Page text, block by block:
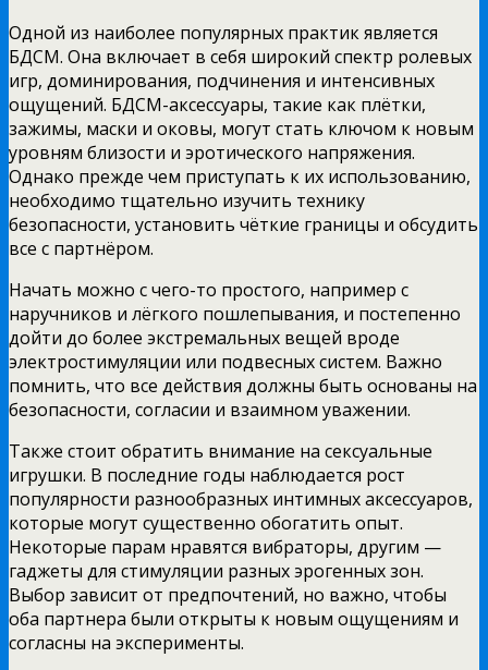
Одной из наиболее популярных практик является
БДСМ. Она включает в себя широкий спектр ролевых
игр, доминирования, подчинения и интенсивных
ощущений. БДСМ-аксессуары, такие как плётки,
зажимы, маски и оковы, могут стать ключом к новым
уровням близости и эротического напряжения.
Однако прежде чем приступать к их использованию,
необходимо тщательно изучить технику
безопасности, установить чёткие границы и обсудить
все с партнёром.
Начать можно с чего-то простого, например с
наручников и лёгкого пошлепывания, и постепенно
дойти до более экстремальных вещей вроде
электростимуляции или подвесных систем. Важно
помнить, что все действия должны быть основаны на
безопасности, согласии и взаимном уважении.
Также стоит обратить внимание на сексуальные
игрушки. В последние годы наблюдается рост
популярности разнообразных интимных аксессуаров,
которые могут существенно обогатить опыт.
Некоторые парам нравятся вибраторы, другим —
гаджеты для стимуляции разных эрогенных зон.
Выбор зависит от предпочтений, но важно, чтобы
оба партнера были открыты к новым ощущениям и
согласны на эксперименты.